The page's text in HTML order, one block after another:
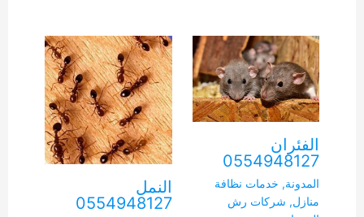
الفئران
0554948127
المدونة, خدمات نظافة
منازل, شركات رش
النمل
0554948127